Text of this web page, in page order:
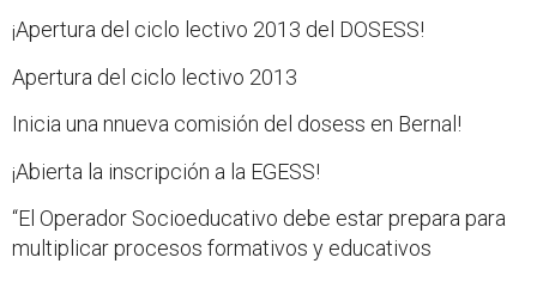
¡Apertura del ciclo lectivo 2013 del DOSESS!
Apertura del ciclo lectivo 2013
Inicia una nnueva comisión del dosess en Bernal!
¡Abierta la inscripción a la EGESS!
“El Operador Socioeducativo debe estar prepara para
multiplicar procesos formativos y educativos